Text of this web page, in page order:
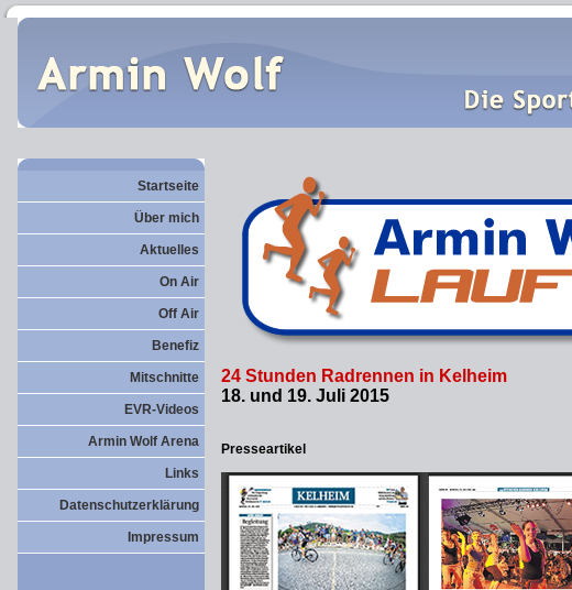
Startseite
Über mich
Aktuelles
On Air
Off Air
Benefiz
Mitschnitte
EVR-Videos
Armin Wolf Arena
Links
Datenschutzerklärung
Impressum
24 Stunden Radrennen in Kelheim
18. und 19. Juli 2015
Presseartikel